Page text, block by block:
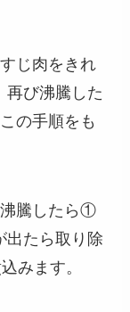
じ肉をきれ
再び沸騰した
の手順をも
沸騰したら①
出たら取り除
みます。